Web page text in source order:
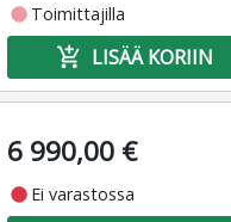
fiber_manual_record Toimittajilla
add_shopping_cart LISÄÄ KORIIN
6 990,00 €
fiber_manual_record Ei varastossa